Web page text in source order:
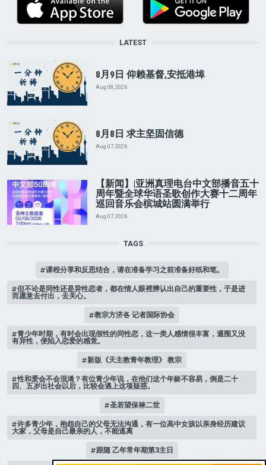
LATEST
8月9日 仰赖基督,安抵港埠
Aug 08, 2026
8月8日 求主坚固信德
Aug 07, 2026
【新闻】|亚洲真理电台中文部播音五十
周年暨全球华语圣歌创作大赛十二周年
巡回音乐会槟城站圆满举行
Aug 07, 2026
TAGS
课程分享和反思结合，请在准备学习之前准备好纸和笔。
但不论是同性还是异性恋者，都在情人眼裡辨认出自己的重要性，于是进
而愿意去付出，去关心。
教宗方济各 记者国际协会
青少年时期，有时会出现假性的同性恋，这一类人感情很丰富，週围又没
有异性，便陷入恋爱的感觉。
新版《天主教青年教理》 教宗
性和爱会不会混淆？有位青少年说，在他们这个年龄不容易，倒是二十
四、五岁出社会以后，比较会遇上这项疑惑。
圣若望保禄二世
许多青少年，抱怨自己的父母无法沟通，有一位高中女孩以亲身经历建议
大家，父母是自己最亲的人，不能逃离
跟随 乙年常年期第3主日